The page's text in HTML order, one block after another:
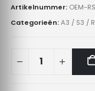
Artikelnummer: OEM-
Categorieën:A3 / S3 /